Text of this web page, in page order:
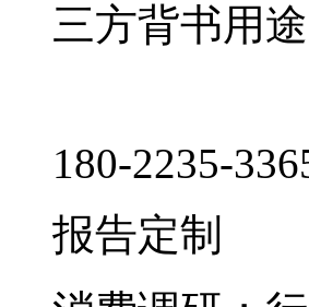
三方背书用
180-2235-
报告定制